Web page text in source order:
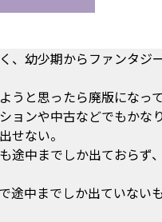
、幼少期からファンタジ
うと思ったら廃版になっ
ョンや中古などでもかな
せない。
途中までしか出ておらず
途中までしか出ていない